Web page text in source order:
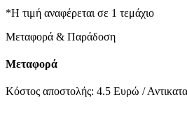
*Η τιμή αναφέρεται σε 1 τεμάχιο
Μεταφορά & Παράδοση
Μεταφορά
Κόστος αποστολής: 4.5 Ευρώ /